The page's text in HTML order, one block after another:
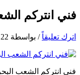
فني انتركم
اترك تعليقاً / بواسطة 22 أبريل، 2020
فني انتركم الشعب